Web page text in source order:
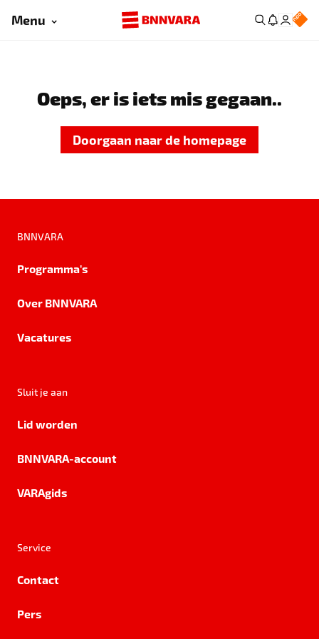
Menu
Oeps, er is iets mis gegaan..
Doorgaan naar de homepage
BNNVARA
Programma's
Over BNNVARA
Vacatures
Sluit je aan
Lid worden
BNNVARA-account
VARAgids
Service
Contact
Pers